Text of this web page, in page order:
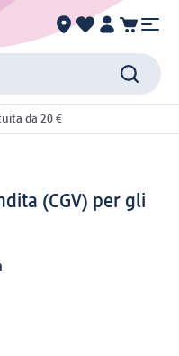
da 20 €
(CGV) per gli